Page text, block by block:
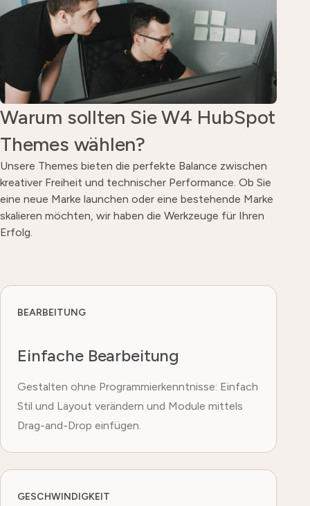
Warum sollten Sie W4 HubSpot
Themes wählen?
Unsere Themes bieten die perfekte Balance zwischen
kreativer Freiheit und technischer Performance. Ob Sie
eine neue Marke launchen oder eine bestehende Marke
skalieren möchten, wir haben die Werkzeuge für Ihren
Erfolg.
BEARBEITUNG
Einfache Bearbeitung
Gestalten ohne Programmierkenntnisse: Einfach
Stil und Layout verändern und Module mittels
Drag-and-Drop einfügen.
GESCHWINDIGKEIT